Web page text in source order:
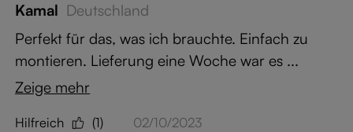
Kamal Deutschland
Perfekt für das, was ich brauchte. Einfach zu
montieren. Lieferung eine Woche war es ...
Zeige mehr
Hilfreich (1) 02/10/2023